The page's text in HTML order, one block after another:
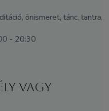
önismeret, tánc, tantra,
- 20:30
vagy